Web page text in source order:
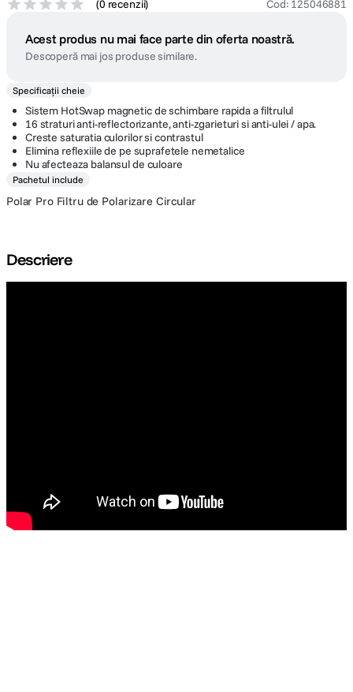
(0 recenzii) Cod: 125046881
Acest produs nu mai face parte din oferta noastră.
Descoperă mai jos produse similare.
Specificații cheie
Sistem HotSwap magnetic de schimbare rapida a filtrulul
16 straturi anti-reflectorizante, anti-zgarieturi si anti-ulei / apa.
Creste saturatia culorilor si contrastul
Elimina reflexiile de pe suprafetele nemetalice
Nu afecteaza balansul de culoare
Pachetul include
Polar Pro Filtru de Polarizare Circular
Descriere